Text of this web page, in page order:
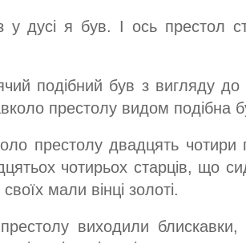
у дусі я був. І ось престол
подібний був з вигляду
престолу видом подібна
престолу двадцять
чотирьох старців, що
мали вінці золоті.
виходили